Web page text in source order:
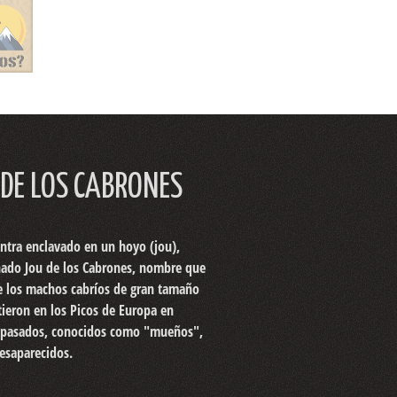
LOS CABRONES
enclavado en un hoyo (jou),
Jou de los Cabrones, nombre que
los machos cabríos de gran tamaño
en los Picos de Europa en
conocidos como "mueños",